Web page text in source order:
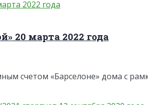
20 марта 2022 года
счетом «Барселоне» дома с